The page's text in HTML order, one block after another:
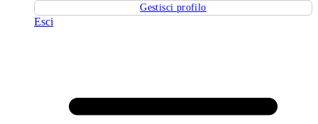
Gestisci profilo
Esci